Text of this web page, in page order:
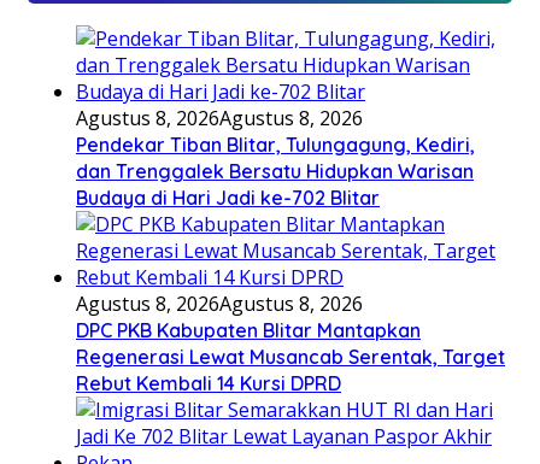
Agustus 8, 2026Agustus 8, 2026
Pendekar Tiban Blitar, Tulungagung, Kediri,
dan Trenggalek Bersatu Hidupkan Warisan
Budaya di Hari Jadi ke-702 Blitar
Agustus 8, 2026Agustus 8, 2026
DPC PKB Kabupaten Blitar Mantapkan
Regenerasi Lewat Musancab Serentak, Target
Rebut Kembali 14 Kursi DPRD